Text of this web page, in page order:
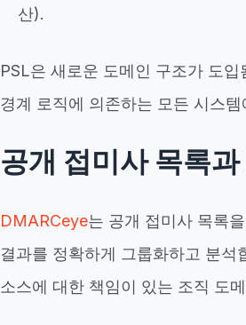
산).
PSL은 새로운 도메인 구조가 도
경계 로직에 의존하는 모든 시스
공개 접미사 목록
DMARCeye는 공개 접미사 목록
결과를 정확하게 그룹화하고 분
소스에 대한 책임이 있는 조직 도